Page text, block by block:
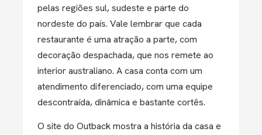
pelas regiões sul, sudeste e parte do
nordeste do país. Vale lembrar que cada
restaurante é uma atração a parte, com
decoração despachada, que nos remete ao
interior australiano. A casa conta com um
atendimento diferenciado, com uma equipe
descontraída, dinâmica e bastante cortês.
O site do Outback mostra a história da casa e